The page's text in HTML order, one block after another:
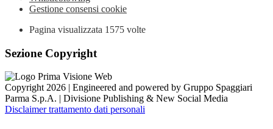
Gestione consensi cookie
Pagina visualizzata 1575 volte
Sezione Copyright
Copyright 2026 | Engineered and powered by Gruppo Spaggiari
Parma S.p.A. | Divisione Publishing & New Social Media
Disclaimer trattamento dati personali